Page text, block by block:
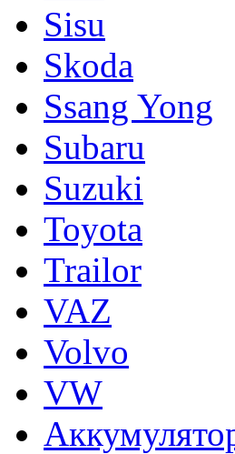
Sisu
Skoda
Ssang Yong
Subaru
Suzuki
Toyota
Trailor
VAZ
Volvo
VW